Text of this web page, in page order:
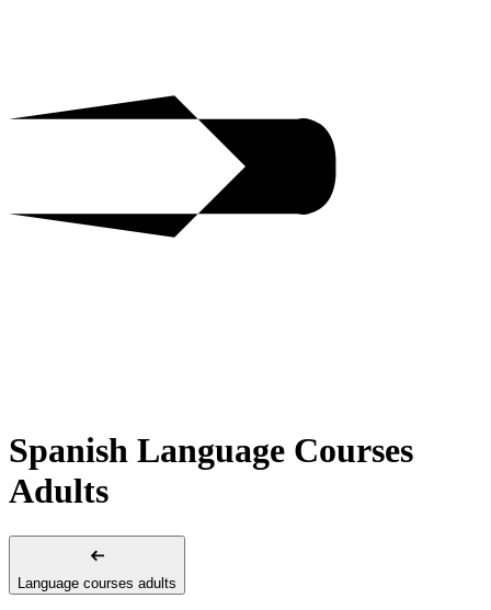
Spanish Language Courses
Adults
Language courses adults